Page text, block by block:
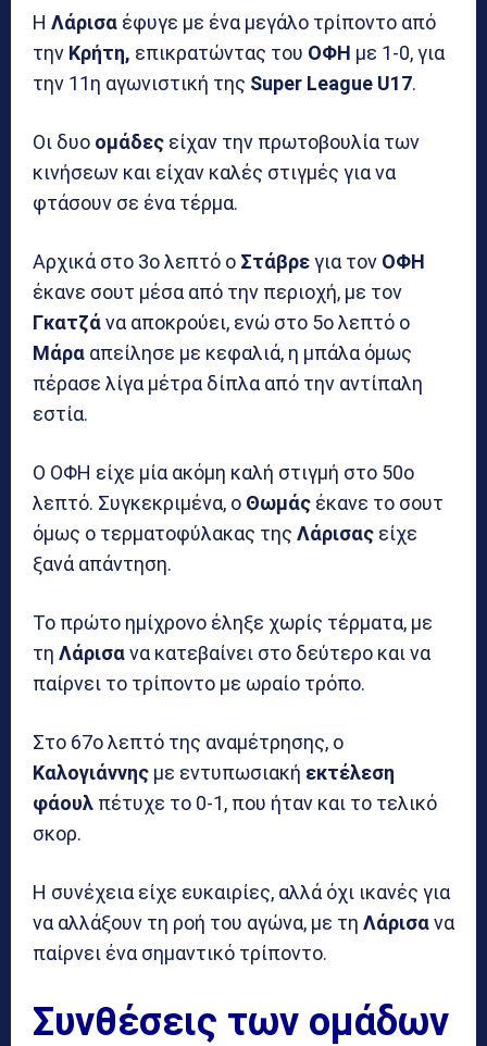
Η Λάρισα έφυγε με ένα μεγάλο τρίποντο από
την Κρήτη, επικρατώντας του ΟΦΗ με 1-0, για
την 11η αγωνιστική της Super League U17.
Οι δυο ομάδες είχαν την πρωτοβουλία των
κινήσεων και είχαν καλές στιγμές για να
φτάσουν σε ένα τέρμα.
Αρχικά στο 3ο λεπτό ο Στάβρεγια τον ΟΦΗ
έκανε σουτ μέσα από την περιοχή, με τον
Γκατζάνα αποκρούει, ενώ στο 5ο λεπτό ο
Μάρα απείλησε με κεφαλιά, η μπάλα όμως
πέρασε λίγα μέτρα δίπλα από την αντίπαλη
εστία.
Ο ΟΦΗ είχε μία ακόμη καλή στιγμή στο 50ο
λεπτό. Συγκεκριμένα, ο Θωμάς έκανε το σουτ
όμως ο τερματοφύλακας της Λάρισας είχε
ξανά απάντηση.
Το πρώτο ημίχρονο έληξε χωρίς τέρματα, με
τη Λάρισανα κατεβαίνει στο δεύτερο και να
παίρνει το τρίποντο με ωραίο τρόπο.
Στο 67ο λεπτό της αναμέτρησης, ο
Καλογιάννης με εντυπωσιακή εκτέλεση
φάουλ πέτυχε το 0-1, που ήταν και το τελικό
σκορ.
Η συνέχεια είχε ευκαιρίες, αλλά όχι ικανές για
να αλλάξουν τη ροή του αγώνα, με τη Λάρισανα
παίρνει ένα σημαντικό τρίποντο.
Συνθέσεις των ομάδων